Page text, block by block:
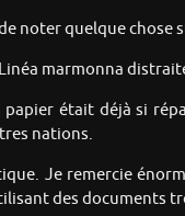
noter quelque
Linéa marmonna
était déjà si
nations.
Je remercie
des documents